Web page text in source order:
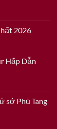
2026
Hấp Dẫn
sở Phù Tang